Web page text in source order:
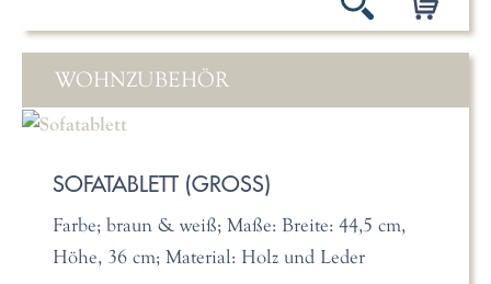
WOHNZUBEHÖR
SOFATABLETT (GROSS)
Farbe; braun & weiß; Maße: Breite: 44,5 cm,
Höhe, 36 cm; Material: Holz und Leder